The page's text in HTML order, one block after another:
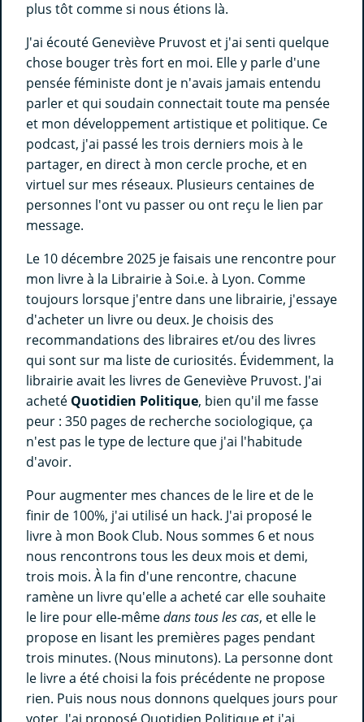
plus tôt comme si nous étions là.
J'ai écouté Geneviève Pruvost et j'ai senti quelque
chose bouger très fort en moi. Elle y parle d'une
pensée féministe dont je n'avais jamais entendu
parler et qui soudain connectait toute ma pensée
et mon développement artistique et politique. Ce
podcast, j'ai passé les trois derniers mois à le
partager, en direct à mon cercle proche, et en
virtuel sur mes réseaux. Plusieurs centaines de
personnes l'ont vu passer ou ont reçu le lien par
message.
Le 10 décembre 2025 je faisais une rencontre pour
mon livre à la Librairie à Soi.e. à Lyon. Comme
toujours lorsque j'entre dans une librairie, j'essaye
d'acheter un livre ou deux. Je choisis des
recommandations des libraires et/ou des livres
qui sont sur ma liste de curiosités. Évidemment, la
librairie avait les livres de Geneviève Pruvost. J'ai
acheté Quotidien Politique, bien qu'il me fasse
peur : 350 pages de recherche sociologique, ça
n'est pas le type de lecture que j'ai l'habitude
d'avoir.
Pour augmenter mes chances de le lire et de le
finir de 100%, j'ai utilisé un hack. J'ai proposé le
livre à mon Book Club. Nous sommes 6 et nous
nous rencontrons tous les deux mois et demi,
trois mois. À la fin d'une rencontre, chacune
ramène un livre qu'elle a acheté car elle souhaite
le lire pour elle-mêmedans tous les cas, et elle le
propose en lisant les premières pages pendant
trois minutes. (Nous minutons). La personne dont
le livre a été choisi la fois précédente ne propose
rien. Puis nous nous donnons quelques jours pour
voter. J'ai proposé Quotidien Politique et j'ai